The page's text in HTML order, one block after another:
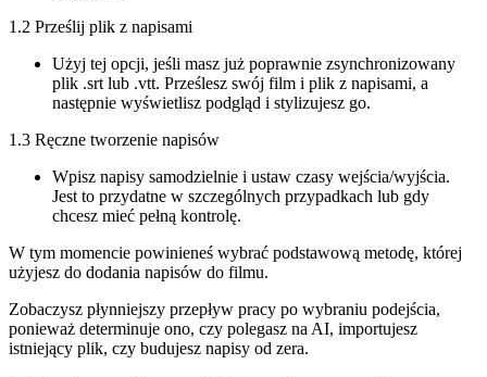
1.2 Prześlij plik z napisami
Użyj tej opcji, jeśli masz już poprawnie zsynchronizowany
plik .srt lub .vtt. Prześlesz swój film i plik z napisami, a
następnie wyświetlisz podgląd i stylizujesz go.
1.3 Ręczne tworzenie napisów
Wpisz napisy samodzielnie i ustaw czasy wejścia/wyjścia.
Jest to przydatne w szczególnych przypadkach lub gdy
chcesz mieć pełną kontrolę.
W tym momencie powinieneś wybrać podstawową metodę, której
użyjesz do dodania napisów do filmu.
Zobaczysz płynniejszy przepływ pracy po wybraniu podejścia,
ponieważ determinuje ono, czy polegasz na AI, importujesz
istniejący plik, czy budujesz napisy od zera.